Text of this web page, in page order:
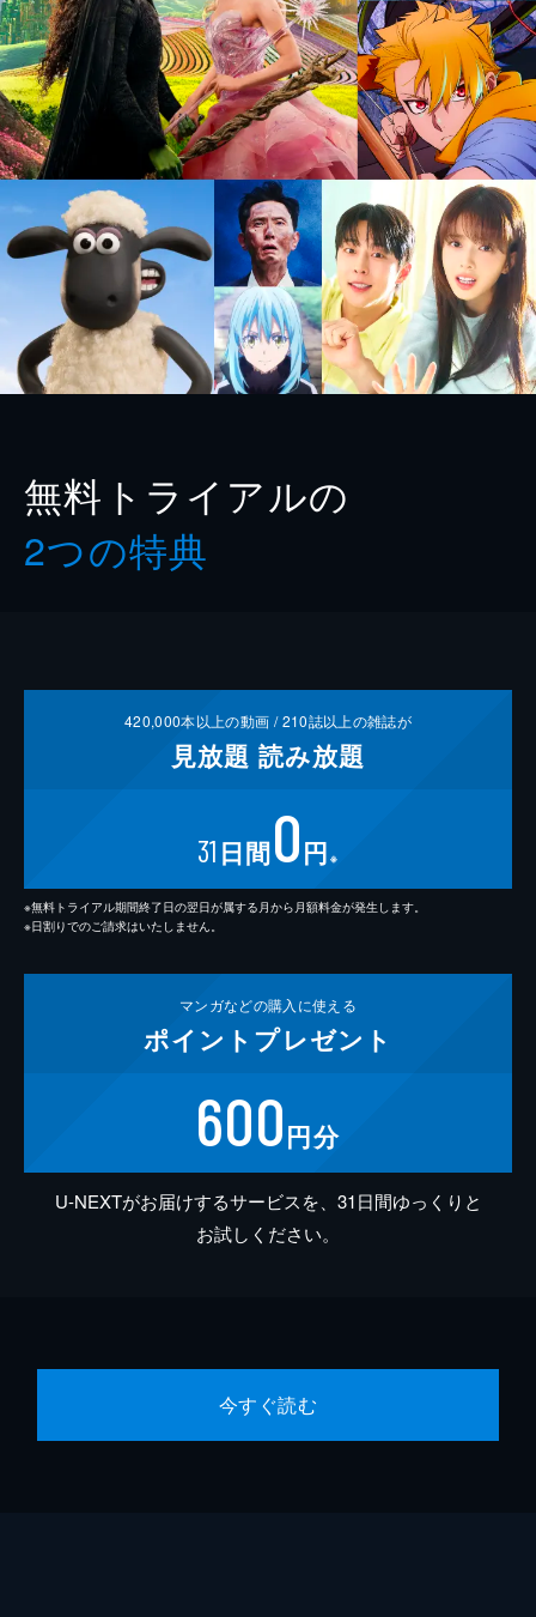
無料トライアルの
2つの特典
420,000本以上の動画 /210誌以上の雑誌が
見放題 読み放題
31 日間0円 ※
※無料トライアル期間終了日の翌日が属する月から月額料金が発生します。
※日割りでのご請求はいたしません。
マンガなどの購入に使える
ポイント プレゼント
600円分
U-NEXTがお届けするサービスを、31日間ゆっくりと
お試しください。
今すぐ読む